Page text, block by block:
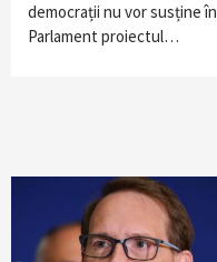
democrații nu vor susține în
Parlament proiectul…